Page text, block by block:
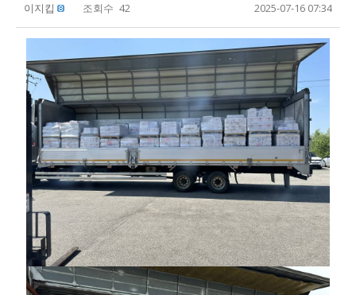
이지킵 조회수 42 2025-07-16 07:34